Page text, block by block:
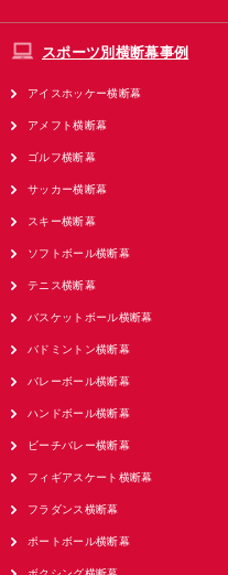
スポーツ別横断幕事例
アイスホッケー横断幕
アメフト横断幕
ゴルフ横断幕
サッカー横断幕
スキー横断幕
ソフトボール横断幕
テニス横断幕
バスケットボール横断幕
バドミントン横断幕
バレーボール横断幕
ハンドボール横断幕
ビーチバレー横断幕
フィギアスケート横断幕
フラダンス横断幕
ポートボール横断幕